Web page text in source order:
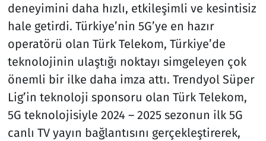
deneyimini daha hızlı, etkileşimli ve kesintisiz
hale getirdi. Türkiye’nin 5G’ye en hazır
operatörü olan Türk Telekom, Türkiye’de
teknolojinin ulaştığı noktayı simgeleyen çok
önemli bir ilke daha imza attı. Trendyol Süper
Lig’in teknoloji sponsoru olan Türk Telekom,
5G teknolojisiyle 2024 – 2025 sezonun ilk 5G
canlı TV yayın bağlantısını gerçekleştirerek,